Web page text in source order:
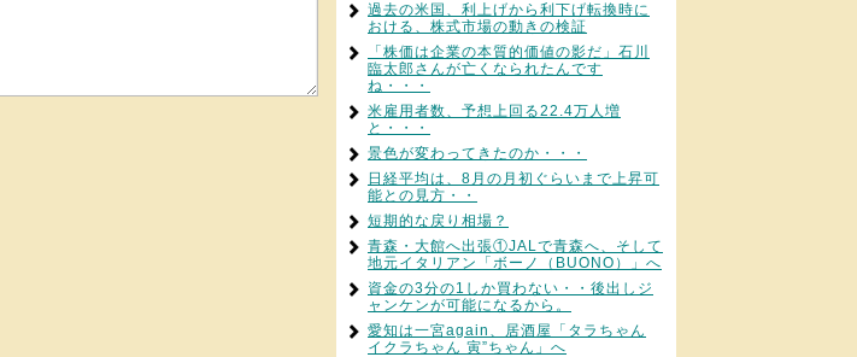
過去の米国、利上げから利下げ転換時に
おける、株式市場の動きの検証
「株価は企業の本質的価値の影だ」石川
臨太郎さんが亡くなられたんです
ね・・・
米雇用者数、予想上回る22.4万人増
と・・・
景色が変わってきたのか・・・
日経平均は、8月の月初ぐらいまで上昇可
能との見方・・
短期的な戻り相場？
青森・大館へ出張①JALで青森へ、そして
地元イタリアン「ボーノ（BUONO）」へ
資金の3分の1しか買わない・・後出しジ
ャンケンが可能になるから。
愛知は一宮again、居酒屋「タラちゃん
イクラちゃん 寅”ちゃん」へ